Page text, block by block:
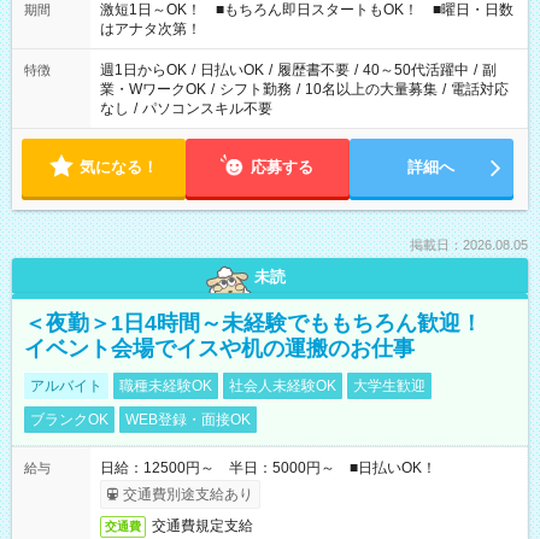
期間
激短1日～OK！ ■もちろん即日スタートもOK！ ■曜日・日数
はアナタ次第！
特徴 週1日からOK / 日払いOK / 履歴書不要 / 40～50代活躍中 / 副
業・WワークOK / シフト勤務 / 10名以上の大量募集 / 電話対応
なし / パソコンスキル不要
気になる！ 応募する 詳細へ
掲載日：2026.08.05
未読
＜夜勤＞1日4時間～未経験でももちろん歓迎！
イベント会場でイスや机の運搬のお仕事
アルバイト 職種未経験OK 社会人未経験OK
大学生歓迎
ブランクOK
WEB登録・面接OK
給与
日給：12500円～ 半日：5000円～ ■日払いOK！
交通費別途支給あり
交通費 交通費規定支給